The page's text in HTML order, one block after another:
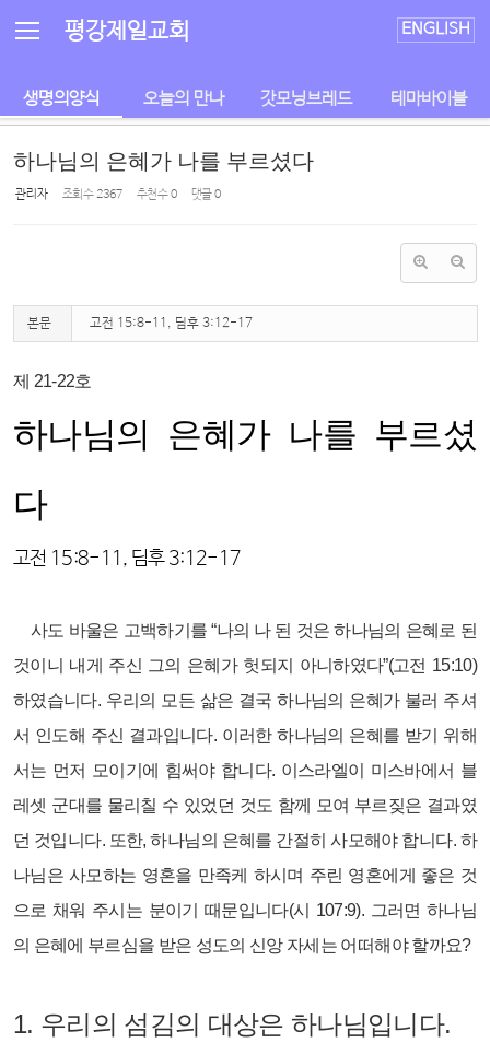
평강제일교회 ENGLISH
생명의양식 오늘의 만나 갓모닝브레드 테마바이블
하나님의 은혜가 나를 부르셨다
관리자 조회 수2367 추천 수0 댓글0
본문 고전 15:8-11, 딤후 3:12-17
제 21-22호
하나님의 은혜가 나를 부르셨
다
고전 15:8-11, 딤후 3:12-17
사도 바울은 고백하기를 “나의 나 된 것은 하나님의 은혜로 된
것이니 내게 주신 그의 은혜가 헛되지 아니하였다”(고전 15:10)
하였습니다. 우리의 모든 삶은 결국 하나님의 은혜가 불러 주셔
서 인도해 주신 결과입니다. 이러한 하나님의 은혜를 받기 위해
서는 먼저 모이기에 힘써야 합니다. 이스라엘이 미스바에서 블
레셋 군대를 물리칠 수 있었던 것도 함께 모여 부르짖은 결과였
던 것입니다. 또한, 하나님의 은혜를 간절히 사모해야 합니다. 하
나님은 사모하는 영혼을 만족케 하시며 주린 영혼에게 좋은 것
으로 채워 주시는 분이기 때문입니다(시 107:9). 그러면 하나님
의 은혜에 부르심을 받은 성도의 신앙 자세는 어떠해야 할까요?
1. 우리의 섬김의 대상은 하나님입니다.